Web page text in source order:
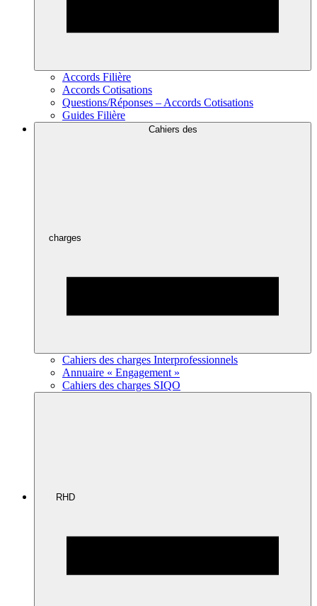
Accords Filière
Accords Cotisations
Questions/Réponses – Accords Cotisations
Guides Filière
Cahiers des
charges
Cahiers des charges Interprofessionnels
Annuaire « Engagement »
Cahiers des charges SIQO
RHD